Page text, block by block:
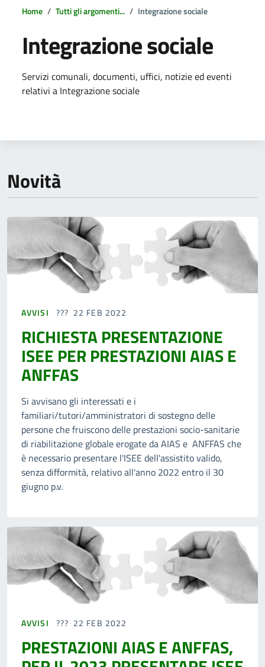
Home Tutti gli argomenti... Integrazione sociale
Integrazione sociale
Dettagli della notizia
Servizi comunali, documenti, uffici, notizie ed eventi
relativi a Integrazione sociale
Novità
AVVISI 22 FEB 2022
RICHIESTA PRESENTAZIONE
ISEE PER PRESTAZIONI AIAS E
ANFFAS
Si avvisano gli interessati e i
familiari/tutori/amministratori di sostegno delle
persone che fruiscono delle prestazioni socio-sanitarie
di riabilitazione globale erogate da AIAS e ANFFAS che
è necessario presentare l'ISEE dell'assistito valido,
senza difformità, relativo all'anno 2022 entro il 30
giugno p.v.
AVVISI 22 FEB 2022
PRESTAZIONI AIAS E ANFFAS,